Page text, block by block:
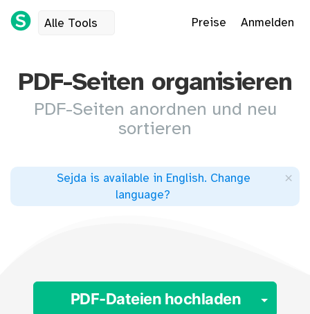
Alle Tools Preise Anmelden
PDF-Seiten organisieren
PDF-Seiten anordnen und neu
sortieren
Sejda is available in English. Change
language?
×
PDF-Dateien hochladen